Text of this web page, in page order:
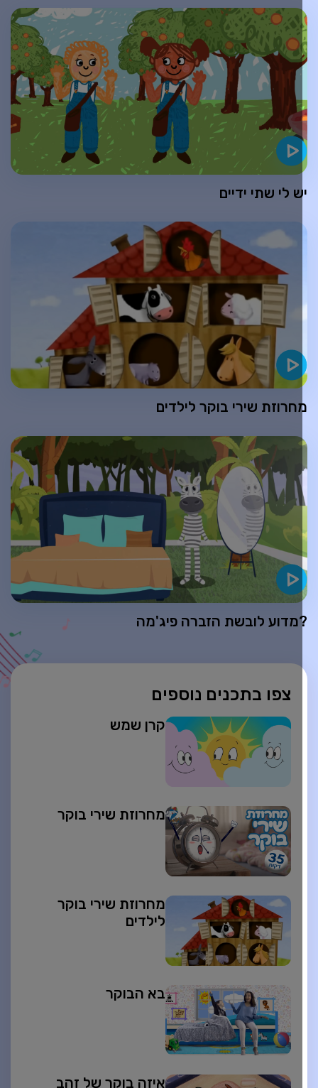
צפו בתכנים נוספים
קרן שמש
מחרוזת שירי בוקר
מחרוזת שירי בוקר
לילדים
בא הבוקר
איזה בוקר של זהב
לי שתי ידיים
שירי בוקר לילדים
לובשת הזברה פיג'מה